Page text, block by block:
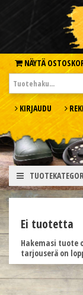
NÄYTÄ
KIRJAUDU
Ei tuotetta
Hakemasi tuote
tarjouserä on